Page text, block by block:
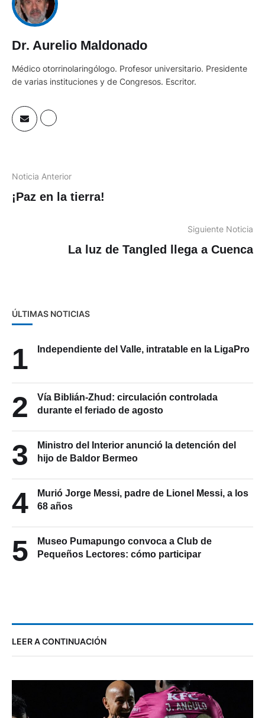
Dr. Aurelio Maldonado
Médico otorrinolaringólogo. Profesor universitario. Presidente
de varias instituciones y de Congresos. Escritor.
Noticia Anterior
¡Paz en la tierra!
Siguiente Noticia
La luz de Tangled llega a Cuenca
ÚLTIMAS NOTICIAS
1 Independiente del Valle, intratable en la LigaPro
2
Vía Biblián-Zhud: circulación controlada
durante el feriado de agosto
3
Ministro del Interior anunció la detención del
hijo de Baldor Bermeo
4
Murió Jorge Messi, padre de Lionel Messi, a los
68 años
5
Museo Pumapungo convoca a Club de
Pequeños Lectores: cómo participar
LEER A CONTINUACIÓN